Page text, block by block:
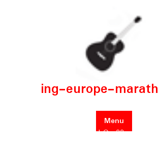
ing-europe-
Menu
Posted On 22 août 2024